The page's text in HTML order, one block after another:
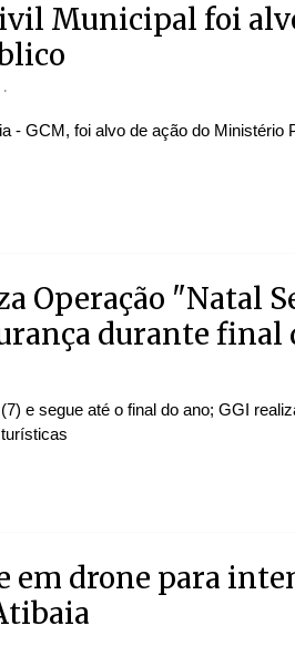
Municipal foi
- GCM, foi alvo de ação do Ministério
Operação "Natal
durante final
e segue até o final do ano; GGI
em drone para